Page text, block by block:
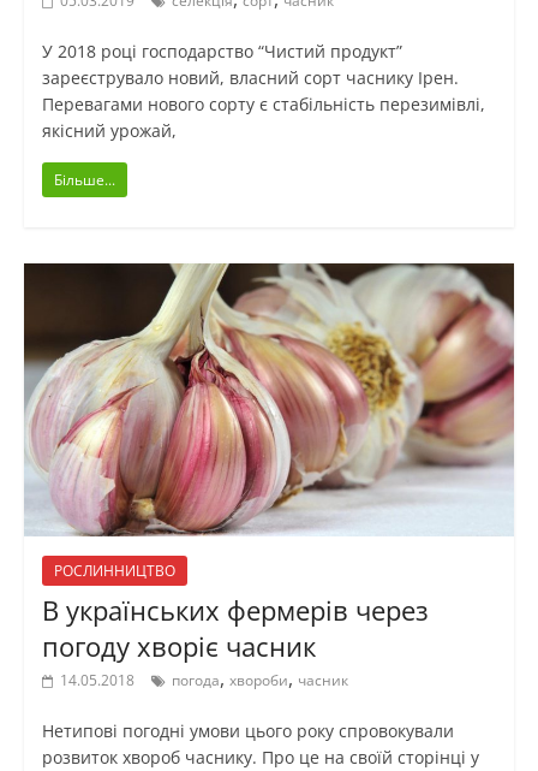
У 2018 році господарство “Чистий продукт”
зареєструвало новий, власний сорт часнику Ірен.
Перевагами нового сорту є стабільність перезимівлі,
якісний урожай,
Більше...
РОСЛИННИЦТВО
В українських фермерів через
погоду хворіє часник
14.05.2018 погода, хвороби, часник
Нетипові погодні умови цього року спровокували
розвиток хвороб часнику. Про це на своїй сторінці у